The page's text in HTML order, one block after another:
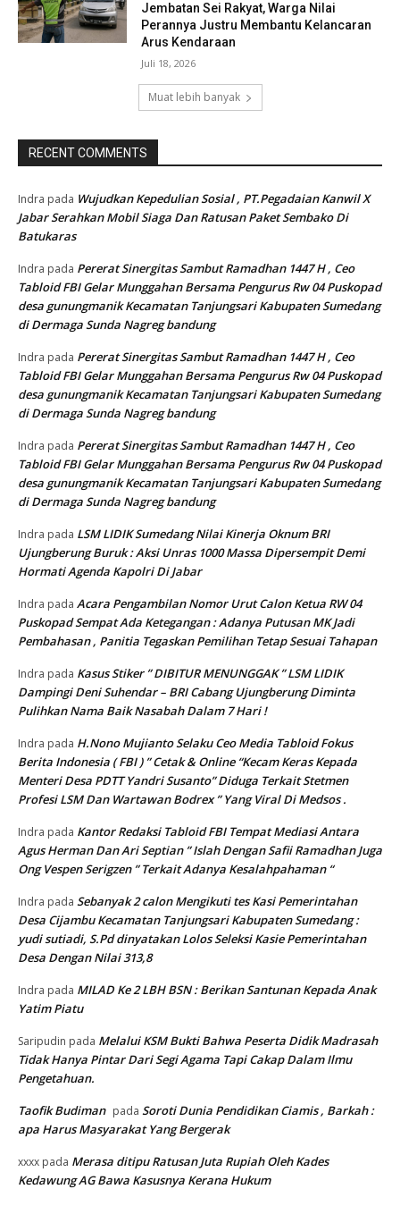
Jembatan Sei Rakyat, Warga Nilai
Perannya Justru Membantu Kelancaran
Arus Kendaraan
Juli 18, 2026
Muat lebih banyak
RECENT COMMENTS
Indra pada Wujudkan Kepedulian Sosial , PT.Pegadaian Kanwil X
Jabar Serahkan Mobil Siaga Dan Ratusan Paket Sembako Di
Batukaras
Indra pada Pererat Sinergitas Sambut Ramadhan 1447 H , Ceo
Tabloid FBI Gelar Munggahan Bersama Pengurus Rw 04 Puskopad
desa gunungmanik Kecamatan Tanjungsari Kabupaten Sumedang
di Dermaga Sunda Nagreg bandung
Indra pada Pererat Sinergitas Sambut Ramadhan 1447 H , Ceo
Tabloid FBI Gelar Munggahan Bersama Pengurus Rw 04 Puskopad
desa gunungmanik Kecamatan Tanjungsari Kabupaten Sumedang
di Dermaga Sunda Nagreg bandung
Indra pada Pererat Sinergitas Sambut Ramadhan 1447 H , Ceo
Tabloid FBI Gelar Munggahan Bersama Pengurus Rw 04 Puskopad
desa gunungmanik Kecamatan Tanjungsari Kabupaten Sumedang
di Dermaga Sunda Nagreg bandung
Indra pada LSM LIDIK Sumedang Nilai Kinerja Oknum BRI
Ujungberung Buruk : Aksi Unras 1000 Massa Dipersempit Demi
Hormati Agenda Kapolri Di Jabar
Indra pada Acara Pengambilan Nomor Urut Calon Ketua RW 04
Puskopad Sempat Ada Ketegangan : Adanya Putusan MK Jadi
Pembahasan , Panitia Tegaskan Pemilihan Tetap Sesuai Tahapan
Indra pada Kasus Stiker ” DIBITUR MENUNGGAK ” LSM LIDIK
Dampingi Deni Suhendar – BRI Cabang Ujungberung Diminta
Pulihkan Nama Baik Nasabah Dalam 7 Hari !
Indra pada H.Nono Mujianto Selaku Ceo Media Tabloid Fokus
Berita Indonesia ( FBI ) ” Cetak & Online “Kecam Keras Kepada
Menteri Desa PDTT Yandri Susanto” Diduga Terkait Stetmen
Profesi LSM Dan Wartawan Bodrex ” Yang Viral Di Medsos .
Indra pada Kantor Redaksi Tabloid FBI Tempat Mediasi Antara
Agus Herman Dan Ari Septian ” Islah Dengan Safii Ramadhan Juga
Ong Vespen Serigzen ” Terkait Adanya Kesalahpahaman “
Indra pada Sebanyak 2 calon Mengikuti tes Kasi Pemerintahan
Desa Cijambu Kecamatan Tanjungsari Kabupaten Sumedang :
yudi sutiadi, S.Pd dinyatakan Lolos Seleksi Kasie Pemerintahan
Desa Dengan Nilai 313,8
Indra pada MILAD Ke 2 LBH BSN : Berikan Santunan Kepada Anak
Yatim Piatu
Saripudin pada Melalui KSM Bukti Bahwa Peserta Didik Madrasah
Tidak Hanya Pintar Dari Segi Agama Tapi Cakap Dalam Ilmu
Pengetahuan.
Taofik Budiman pada Soroti Dunia Pendidikan Ciamis , Barkah :
apa Harus Masyarakat Yang Bergerak
xxxx pada Merasa ditipu Ratusan Juta Rupiah Oleh Kades
Kedawung AG Bawa Kasusnya Kerana Hukum